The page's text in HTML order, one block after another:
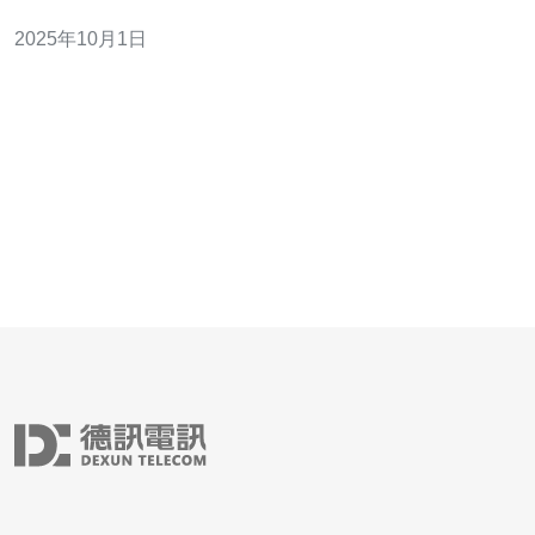
VPS的优势以及使用技巧，帮助用户在使用中获得最佳体
2025年10月1日